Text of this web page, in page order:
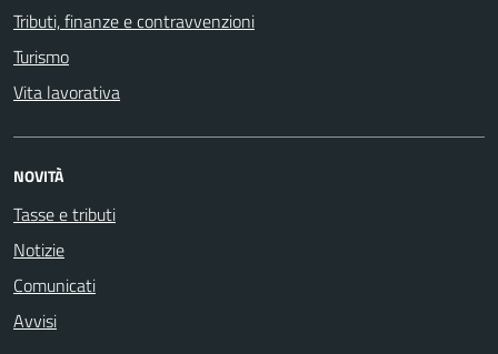
Tributi, finanze e contravvenzioni
Turismo
Vita lavorativa
NOVITÀ
Tasse e tributi
Notizie
Comunicati
Avvisi